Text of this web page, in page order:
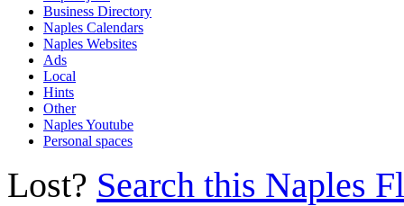
Business Directory
Naples Calendars
Naples Websites
Ads
Local
Hints
Other
Naples Youtube
Personal spaces
Lost? Search this Naples